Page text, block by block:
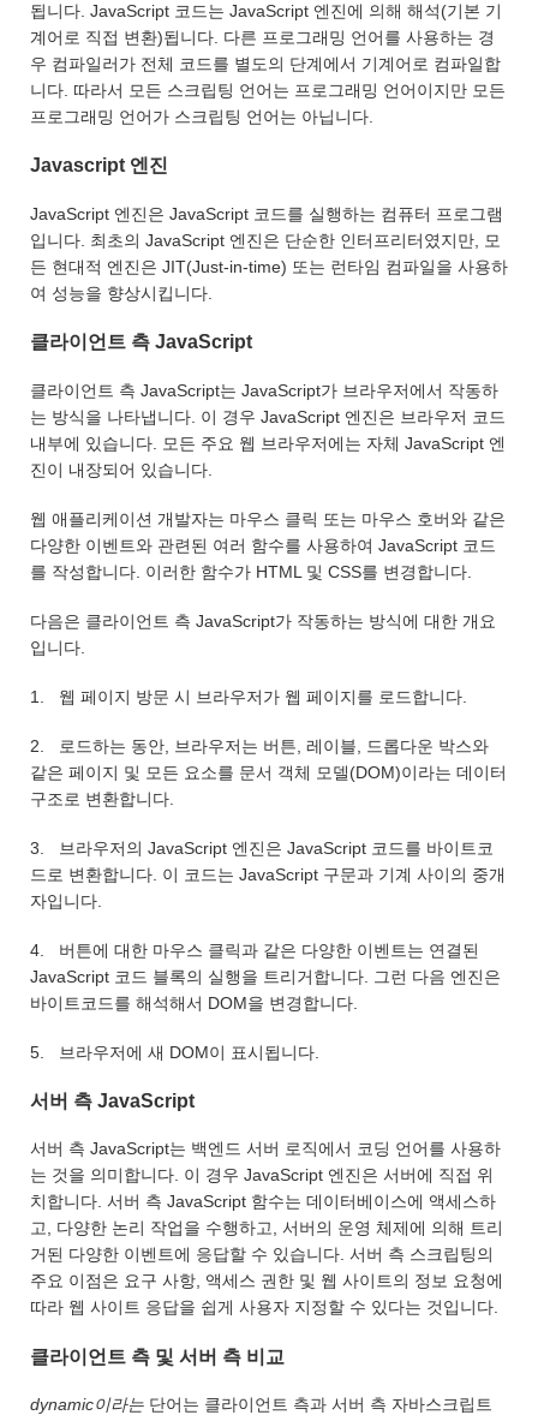
됩니다. JavaScript 코드는 JavaScript 엔진에 의해 해석(기본 기
계어로 직접 변환)됩니다. 다른 프로그래밍 언어를 사용하는 경
우 컴파일러가 전체 코드를 별도의 단계에서 기계어로 컴파일합
니다. 따라서 모든 스크립팅 언어는 프로그래밍 언어이지만 모든
프로그래밍 언어가 스크립팅 언어는 아닙니다.
Javascript 엔진
JavaScript 엔진은 JavaScript 코드를 실행하는 컴퓨터 프로그램
입니다. 최초의 JavaScript 엔진은 단순한 인터프리터였지만, 모
든 현대적 엔진은 JIT(Just-in-time) 또는 런타임 컴파일을 사용하
여 성능을 향상시킵니다.
클라이언트 측 JavaScript
클라이언트 측 JavaScript는 JavaScript가 브라우저에서 작동하
는 방식을 나타냅니다. 이 경우 JavaScript 엔진은 브라우저 코드
내부에 있습니다. 모든 주요 웹 브라우저에는 자체 JavaScript 엔
진이 내장되어 있습니다.
웹 애플리케이션 개발자는 마우스 클릭 또는 마우스 호버와 같은
다양한 이벤트와 관련된 여러 함수를 사용하여 JavaScript 코드
를 작성합니다. 이러한 함수가 HTML 및 CSS를 변경합니다.
다음은 클라이언트 측 JavaScript가 작동하는 방식에 대한 개요
입니다.
1. 웹 페이지 방문 시 브라우저가 웹 페이지를 로드합니다.
2. 로드하는 동안, 브라우저는 버튼, 레이블, 드롭다운 박스와
같은 페이지 및 모든 요소를 문서 객체 모델(DOM)이라는 데이터
구조로 변환합니다.
3. 브라우저의 JavaScript 엔진은 JavaScript 코드를 바이트코
드로 변환합니다. 이 코드는 JavaScript 구문과 기계 사이의 중개
자입니다.
4. 버튼에 대한 마우스 클릭과 같은 다양한 이벤트는 연결된
JavaScript 코드 블록의 실행을 트리거합니다. 그런 다음 엔진은
바이트코드를 해석해서 DOM을 변경합니다.
5. 브라우저에 새 DOM이 표시됩니다.
서버 측 JavaScript
서버 측 JavaScript는 백엔드 서버 로직에서 코딩 언어를 사용하
는 것을 의미합니다. 이 경우 JavaScript 엔진은 서버에 직접 위
치합니다. 서버 측 JavaScript 함수는 데이터베이스에 액세스하
고, 다양한 논리 작업을 수행하고, 서버의 운영 체제에 의해 트리
거된 다양한 이벤트에 응답할 수 있습니다. 서버 측 스크립팅의
주요 이점은 요구 사항, 액세스 권한 및 웹 사이트의 정보 요청에
따라 웹 사이트 응답을 쉽게 사용자 지정할 수 있다는 것입니다.
클라이언트 측 및 서버 측 비교
dynamic이라는 단어는 클라이언트 측과 서버 측 자바스크립트